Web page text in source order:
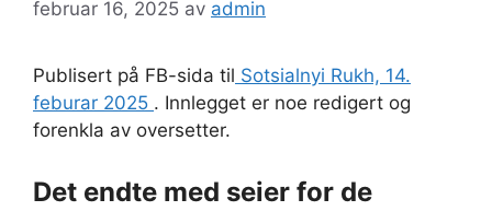
februar 16, 2025 av admin
Publisert på FB-sida til Sotsialnyi Rukh, 14.
feburar 2025 . Innlegget er noe redigert og
forenkla av oversetter.
Det endte med seier for de